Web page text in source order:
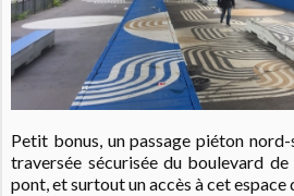
Petit bonus, un passage piéton
traversée sécurisée du boulevard
pont, et surtout un accès à cet espace